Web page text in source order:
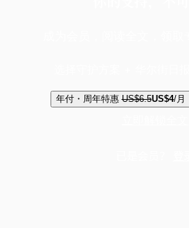
年付・周年特惠 US$6.5US$4/月